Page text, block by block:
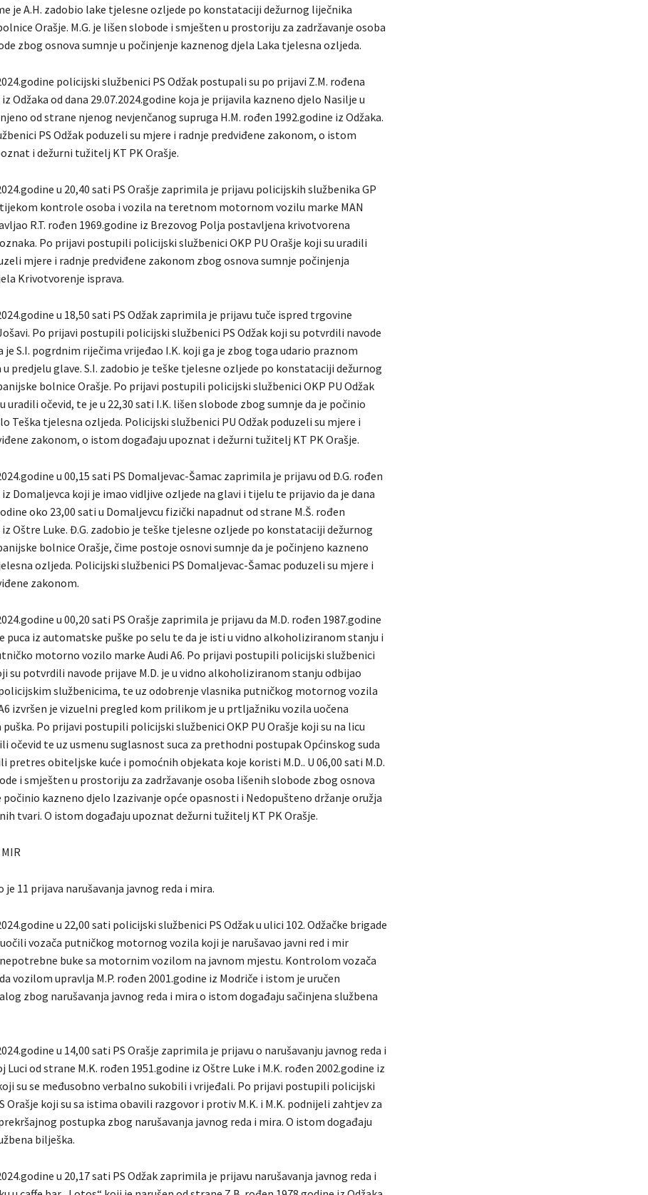
je A.H. zadobio lake tjelesne ozljede po konstataciji dežurnog liječnika
Orašje. M.G. je lišen slobode i smješten u prostoriju za zadržavanje osoba
zbog osnova sumnje u počinjenje kaznenog djela Laka tjelesna ozljeda.
policijski službenici PS Odžak postupali su po prijavi Z.M. rođena
Odžaka od dana 29.07.2024.godine koja je prijavila kazneno djelo Nasilje u
od strane njenog nevjenčanog supruga H.M. rođen 1992.godine iz Odžaka.
PS Odžak poduzeli su mjere i radnje predviđene zakonom, o istom
i dežurni tužitelj KT PK Orašje.
u 20,40 sati PS Orašje zaprimila je prijavu policijskih službenika GP
tijekom kontrole osoba i vozila na teretnom motornom vozilu marke MAN
R.T. rođen 1969.godine iz Brezovog Polja postavljena krivotvorena
Po prijavi postupili policijski službenici OKP PU Orašje koji su uradili
mjere i radnje predviđene zakonom zbog osnova sumnje počinjenja
Krivotvorenje isprava.
u 18,50 sati PS Odžak zaprimila je prijavu tuče ispred trgovine
Po prijavi postupili policijski službenici PS Odžak koji su potvrdili navode
je S.I. pogrdnim riječima vrijeđao I.K. koji ga je zbog toga udario praznom
predjelu glave. S.I. zadobio je teške tjelesne ozljede po konstataciji dežurnog
bolnice Orašje. Po prijavi postupili policijski službenici OKP PU Odžak
uradili očevid, te je u 22,30 sati I.K. lišen slobode zbog sumnje da je počinio
Teška tjelesna ozljeda. Policijski službenici PU Odžak poduzeli su mjere i
zakonom, o istom događaju upoznat i dežurni tužitelj KT PK Orašje.
u 00,15 sati PS Domaljevac-Šamac zaprimila je prijavu od Đ.G. rođen
iz Domaljevca koji je imao vidljive ozljede na glavi i tijelu te prijavio da je dana
oko 23,00 sati u Domaljevcu fizički napadnut od strane M.Š. rođen
iz Oštre Luke. Đ.G. zadobio je teške tjelesne ozljede po konstataciji dežurnog
bolnice Orašje, čime postoje osnovi sumnje da je počinjeno kazneno
ozljeda. Policijski službenici PS Domaljevac-Šamac poduzeli su mjere i
zakonom.
u 00,20 sati PS Orašje zaprimila je prijavu da M.D. rođen 1987.godine
puca iz automatske puške po selu te da je isti u vidno alkoholiziranom stanju i
motorno vozilo marke Audi A6. Po prijavi postupili policijski službenici
su potvrdili navode prijave M.D. je u vidno alkoholiziranom stanju odbijao
službenicima, te uz odobrenje vlasnika putničkog motornog vozila
izvršen je vizuelni pregled kom prilikom je u prtljažniku vozila uočena
Po prijavi postupili policijski službenici OKP PU Orašje koji su na licu
očevid te uz usmenu suglasnost suca za prethodni postupak Općinskog suda
pretres obiteljske kuće i pomoćnih objekata koje koristi M.D.. U 06,00 sati M.D.
i smješten u prostoriju za zadržavanje osoba lišenih slobode zbog osnova
počinio kazneno djelo Izazivanje opće opasnosti i Nedopušteno držanje oružja
tvari. O istom događaju upoznat dežurni tužitelj KT PK Orašje.
je 11 prijava narušavanja javnog reda i mira.
u 22,00 sati policijski službenici PS Odžak u ulici 102. Odžačke brigade
uočili vozača putničkog motornog vozila koji je narušavao javni red i mir
buke sa motornim vozilom na javnom mjestu. Kontrolom vozača
vozilom upravlja M.P. rođen 2001.godine iz Modriče i istom je uručen
zbog narušavanja javnog reda i mira o istom događaju sačinjena službena
u 14,00 sati PS Orašje zaprimila je prijavu o narušavanju javnog reda i
Luci od strane M.K. rođen 1951.godine iz Oštre Luke i M.K. rođen 2002.godine iz
su se međusobno verbalno sukobili i vrijeđali. Po prijavi postupili policijski
Orašje koji su sa istima obavili razgovor i protiv M.K. i M.K. podnijeli zahtjev za
postupka zbog narušavanja javnog reda i mira. O istom događaju
bilješka.
u 20,17 sati PS Odžak zaprimila je prijavu narušavanja javnog reda i